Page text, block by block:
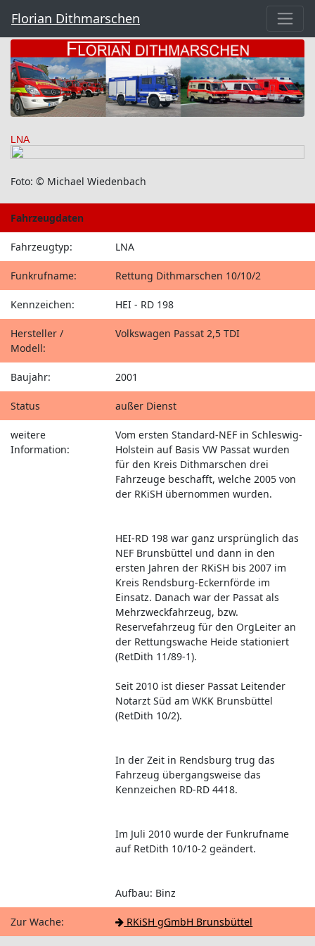
Florian Dithmarschen
LNA
Foto: © Michael Wiedenbach
Fahrzeugdaten
Fahrzeugtyp: LNA
Funkrufname: Rettung Dithmarschen 10/10/2
Kennzeichen: HEI - RD 198
Hersteller /
Modell:
Volkswagen Passat 2,5 TDI
Baujahr: 2001
Status außer Dienst
weitere
Information:
Vom ersten Standard-NEF in Schleswig-
Holstein auf Basis VW Passat wurden
für den Kreis Dithmarschen drei
Fahrzeuge beschafft, welche 2005 von
der RKiSH übernommen wurden.
HEI-RD 198 war ganz ursprünglich das
NEF Brunsbüttel und dann in den
ersten Jahren der RKiSH bis 2007 im
Kreis Rendsburg-Eckernförde im
Einsatz. Danach war der Passat als
Mehrzweckfahrzeug, bzw.
Reservefahrzeug für den OrgLeiter an
der Rettungswache Heide stationiert
(RetDith 11/89-1).
Seit 2010 ist dieser Passat Leitender
Notarzt Süd am WKK Brunsbüttel
(RetDith 10/2).
In der Zeit in Rendsburg trug das
Fahrzeug übergangsweise das
Kennzeichen RD-RD 4418.
Im Juli 2010 wurde der Funkrufname
auf RetDith 10/10-2 geändert.
Aufbau: Binz
Zur Wache: RKiSH gGmbH Brunsbüttel